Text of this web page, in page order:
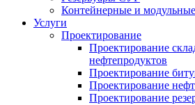
Контейнерные и
Услуги
Проектирование
Проектирование
нефтепродуктов
Проектирование
Проектирование
Проектирование